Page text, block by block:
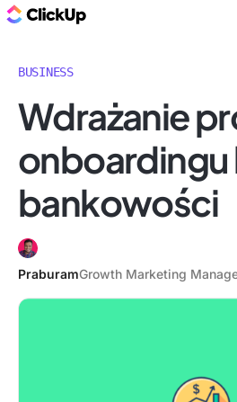
BUSINESS
Wdrażanie
onboardingu
bankowości
PraburamGrowth Marketing